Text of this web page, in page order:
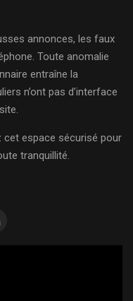
annonces, les faux
Toute anomalie
entraîne la
n’ont pas d’interface
cet espace sécurisé pour
tranquillité.